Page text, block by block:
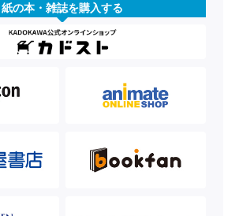
紙の本・雑誌を購入する